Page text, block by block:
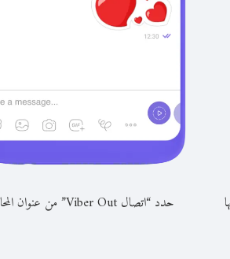
حدد “اتصال Viber Out” من عنوان المحادثة